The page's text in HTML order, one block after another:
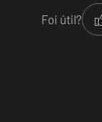
Foi útil?